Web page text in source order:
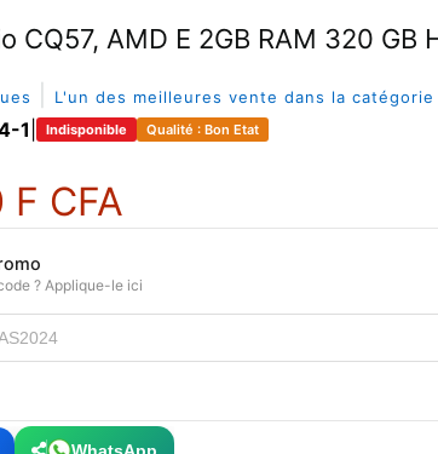
CQ57, AMD E 2GB RAM 320 GB
L'un des meilleures vente dans la
1 Indisponible Qualité : Bon Etat
CFA
? Applique-le ici
WhatsApp